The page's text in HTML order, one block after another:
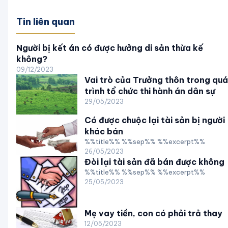
Tin liên quan
Người bị kết án có được hưởng di sản thừa kế
không?
09/12/2023
Vai trò của Trưởng thôn trong quá
trình tổ chức thi hành án dân sự
29/05/2023
Có được chuộc lại tài sản bị người
khác bán
%%title%% %%sep%% %%excerpt%%
26/05/2023
Đòi lại tài sản đã bán được không
%%title%% %%sep%% %%excerpt%%
25/05/2023
Mẹ vay tiền, con có phải trả thay
12/05/2023